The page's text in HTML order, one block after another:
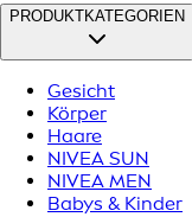
PRODUKTKATEGORIEN
Gesicht
Körper
Haare
NIVEA SUN
NIVEA MEN
Babys & Kinder